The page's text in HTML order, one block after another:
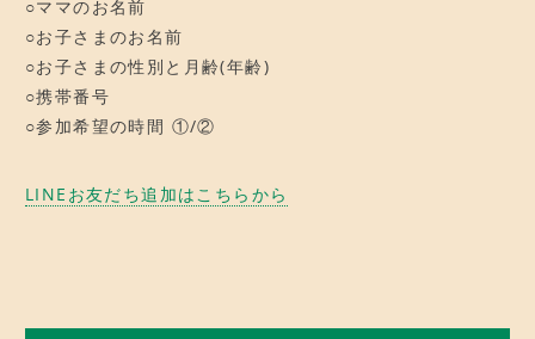
○ママのお名前
○お子さまのお名前
○お子さまの性別と月齢(年齢)
○携帯番号
○参加希望の時間 ①/②
LINEお友だち追加はこちらから